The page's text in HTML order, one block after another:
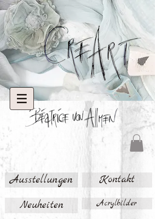
Ausstellungen Kontakt
Neuheiten Acrylbilder